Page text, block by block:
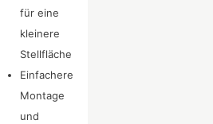
für eine
kleinere
Stellfläche
Einfachere
Montage
und